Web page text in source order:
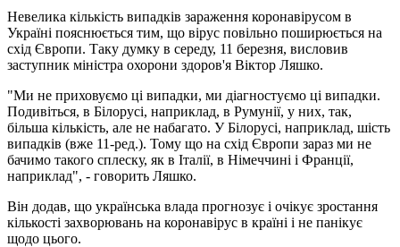
Невелика кількість випадків зараження коронавірусом в
Україні пояснюється тим, що вірус повільно поширюється на
схід Європи. Таку думку в середу, 11 березня, висловив
заступник міністра охорони здоров'я Віктор Ляшко.
"Ми не приховуємо ці випадки, ми діагностуємо ці випадки.
Подивіться, в Білорусі, наприклад, в Румунії, у них, так,
більша кількість, але не набагато. У Білорусі, наприклад, шість
випадків (вже 11-ред.). Тому що на схід Європи зараз ми не
бачимо такого сплеску, як в Італії, в Німеччині і Франції,
наприклад", - говорить Ляшко.
Він додав, що українська влада прогнозує і очікує зростання
кількості захворювань на коронавірус в країні і не панікує
щодо цього.